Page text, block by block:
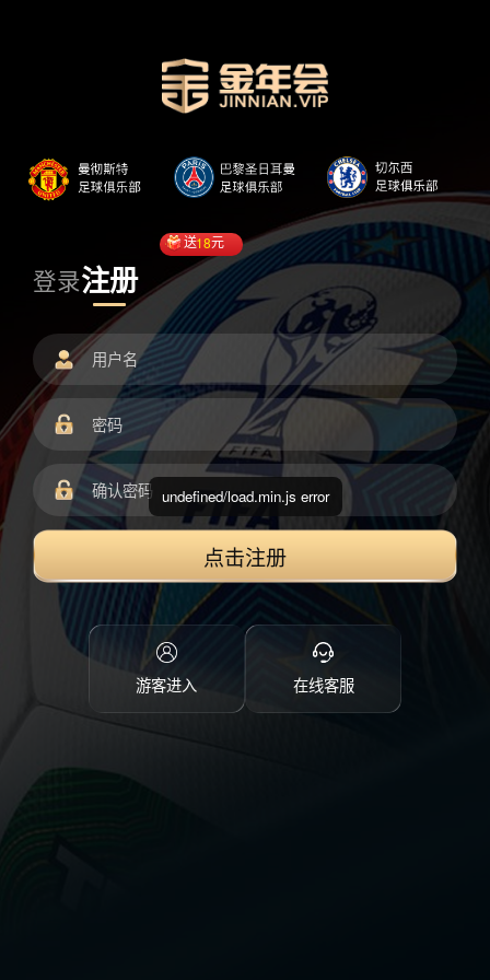
登录注册
送18元
点击注册
游客进入 在线客服
undefined/load.min.js error